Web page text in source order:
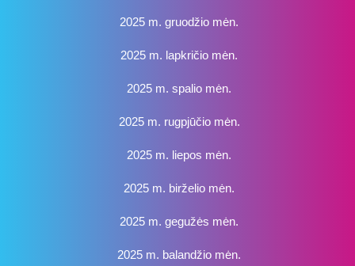
2025 m. gruodžio mėn.
2025 m. lapkričio mėn.
2025 m. spalio mėn.
2025 m. rugpjūčio mėn.
2025 m. liepos mėn.
2025 m. birželio mėn.
2025 m. gegužės mėn.
2025 m. balandžio mėn.